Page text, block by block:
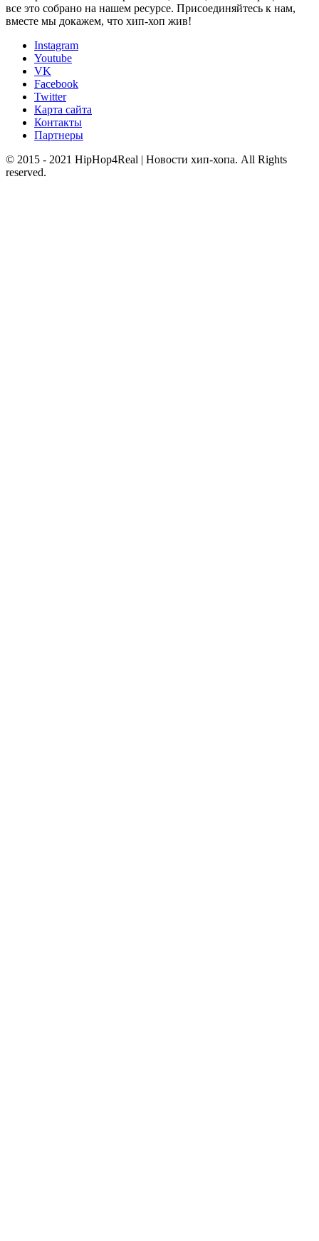
все это собрано на нашем ресурсе. Присоединяйтесь к нам,
вместе мы докажем, что хип-хоп жив!
Instagram
Youtube
VK
Facebook
Twitter
Карта сайта
Контакты
Партнеры
© 2015 - 2021 HipHop4Real | Новости хип-хопа. All Rights
reserved.